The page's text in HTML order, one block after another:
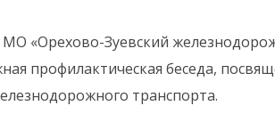
«Орехово-Зуевский
профилактическая беседа,
транспорта.